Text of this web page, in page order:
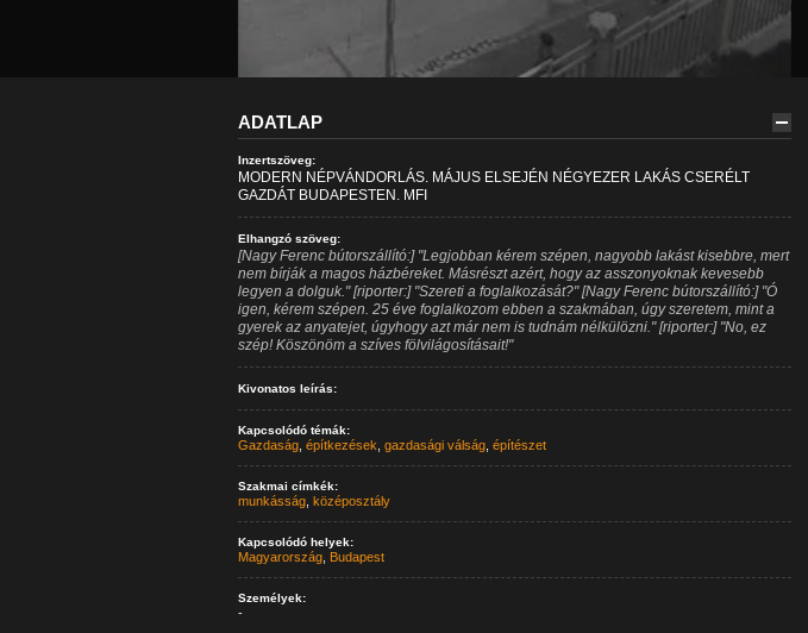
ADATLAP
Inzertszöveg:
MODERN NÉPVÁNDORLÁS. MÁJUS ELSEJÉN NÉGYEZER LAKÁS CSERÉLT
GAZDÁT BUDAPESTEN. MFI
Elhangzó szöveg:
[Nagy Ferenc bútorszállító:] "Legjobban kérem szépen, nagyobb lakást kisebbre, mert
nem bírják a magos házbéreket. Másrészt azért, hogy az asszonyoknak kevesebb
legyen a dolguk." [riporter:] "Szereti a foglalkozását?" [Nagy Ferenc bútorszállító:] "Ó
igen, kérem szépen. 25 éve foglalkozom ebben a szakmában, úgy szeretem, mint a
gyerek az anyatejet, úgyhogy azt már nem is tudnám nélkülözni." [riporter:] "No, ez
szép! Köszönöm a szíves fölvilágosításait!"
Kivonatos leírás:
Kapcsolódó témák:
Gazdaság, építkezések gazdasági válság, építészet
Szakmai címkék:
munkásság, középosztály
Kapcsolódó helyek:
Magyarország, Budapest
Személyek:
-